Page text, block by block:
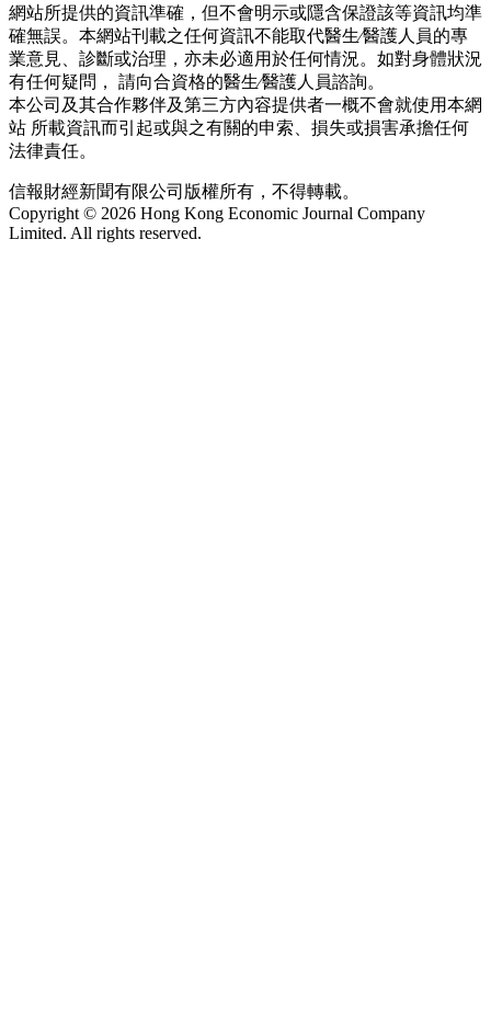
網站所提供的資訊準確，但不會明示或隱含保證該等資訊均準
確無誤。本網站刊載之任何資訊不能取代醫生∕醫護人員的專
業意見、診斷或治理，亦未必適用於任何情況。如對身體狀況
有任何疑問， 請向合資格的醫生∕醫護人員諮詢。
本公司及其合作夥伴及第三方內容提供者一概不會就使用本網
站 所載資訊而引起或與之有關的申索、損失或損害承擔任何
法律責任。
信報財經新聞有限公司版權所有，不得轉載。
Copyright © 2026 Hong Kong Economic Journal Company
Limited. All rights reserved.